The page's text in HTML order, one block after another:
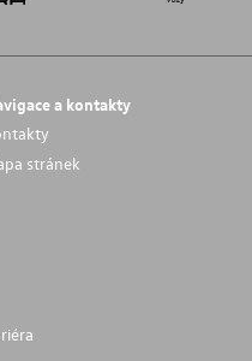
a kontakty
stránek